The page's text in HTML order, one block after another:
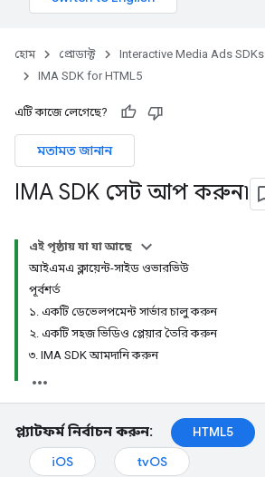
হোম প্রোডাক্ট
Interactive Media Ads SDKs
IMA SDK for HTML5
এটি কাজে লেগেছে?
মতামত জানান
IMA SDK সেট আপ করুন৷
এই পৃষ্ঠায় যা যা আছে
আইএমএ ক্লায়েন্ট-সাইড ওভারভিউ
পূর্বশর্ত
১. একটি ডেভেলপমেন্ট সার্ভার চালু করুন
২. একটি সহজ ভিডিও প্লেয়ার তৈরি করুন
৩. IMA SDK আমদানি করুন
প্ল্যাটফর্ম নির্বাচন করুন: HTML5
iOS
tvOS